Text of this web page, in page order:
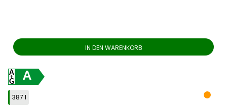
IN DEN WARENKORB
A
387 l